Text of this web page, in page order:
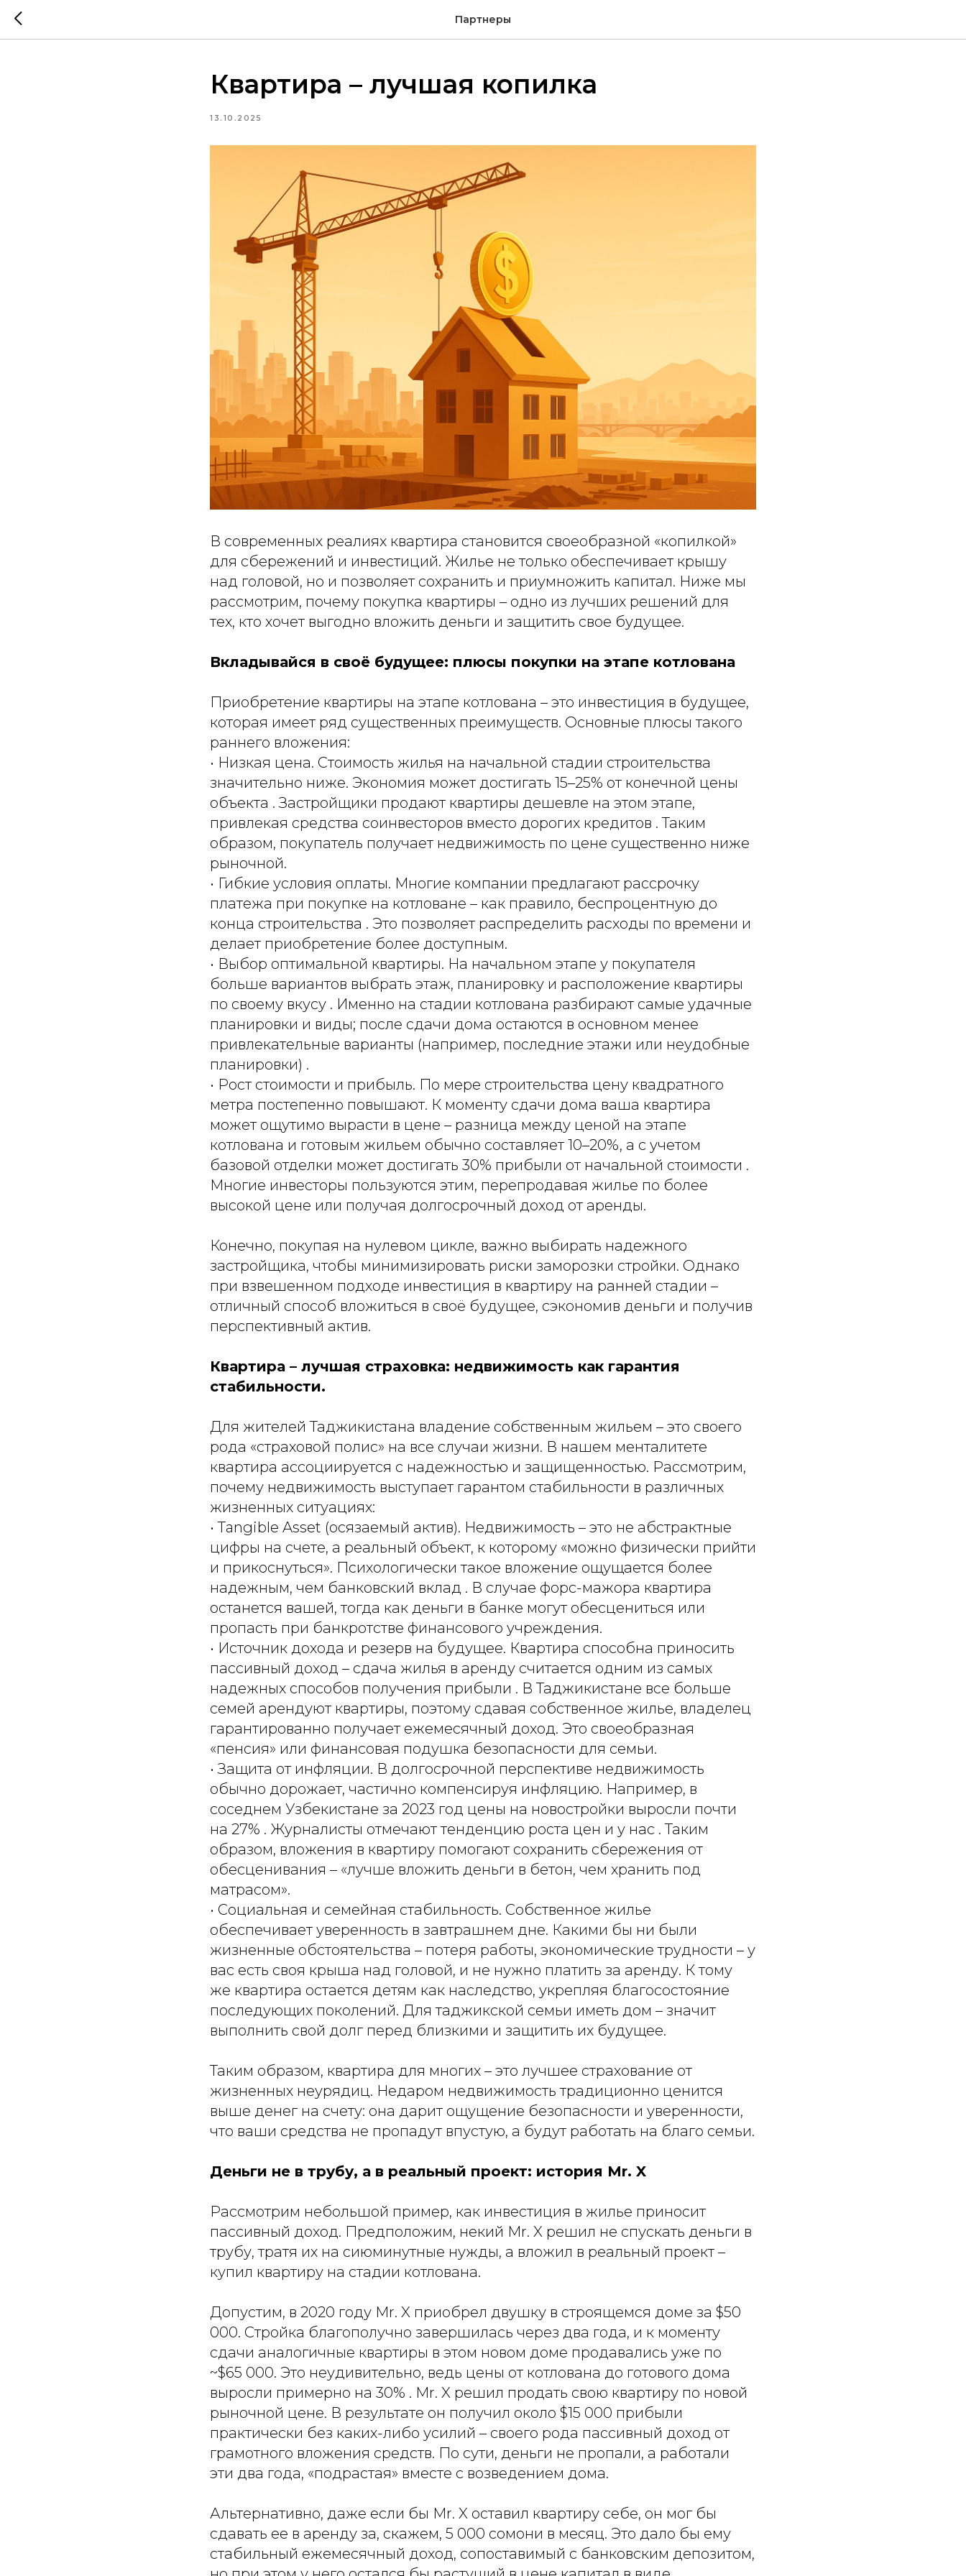
Партнеры
Квартира – лучшая копилка
13.10.2025
В современных реалиях квартира становится своеобразной «копилкой»
для сбережений и инвестиций. Жилье не только обеспечивает крышу
над головой, но и позволяет сохранить и приумножить капитал. Ниже мы
рассмотрим, почему покупка квартиры – одно из лучших решений для
тех, кто хочет выгодно вложить деньги и защитить свое будущее.
Вкладывайся в своё будущее: плюсы покупки на этапе котлована
Приобретение квартиры на этапе котлована – это инвестиция в будущее,
которая имеет ряд существенных преимуществ. Основные плюсы такого
раннего вложения:
• Низкая цена. Стоимость жилья на начальной стадии строительства
значительно ниже. Экономия может достигать 15–25% от конечной цены
объекта . Застройщики продают квартиры дешевле на этом этапе,
привлекая средства соинвесторов вместо дорогих кредитов . Таким
образом, покупатель получает недвижимость по цене существенно ниже
рыночной.
• Гибкие условия оплаты. Многие компании предлагают рассрочку
платежа при покупке на котловане – как правило, беспроцентную до
конца строительства . Это позволяет распределить расходы по времени и
делает приобретение более доступным.
• Выбор оптимальной квартиры. На начальном этапе у покупателя
больше вариантов выбрать этаж, планировку и расположение квартиры
по своему вкусу . Именно на стадии котлована разбирают самые удачные
планировки и виды; после сдачи дома остаются в основном менее
привлекательные варианты (например, последние этажи или неудобные
планировки) .
• Рост стоимости и прибыль. По мере строительства цену квадратного
метра постепенно повышают. К моменту сдачи дома ваша квартира
может ощутимо вырасти в цене – разница между ценой на этапе
котлована и готовым жильем обычно составляет 10–20%, а с учетом
базовой отделки может достигать 30% прибыли от начальной стоимости .
Многие инвесторы пользуются этим, перепродавая жилье по более
высокой цене или получая долгосрочный доход от аренды.
Конечно, покупая на нулевом цикле, важно выбирать надежного
застройщика, чтобы минимизировать риски заморозки стройки. Однако
при взвешенном подходе инвестиция в квартиру на ранней стадии –
отличный способ вложиться в своё будущее, сэкономив деньги и получив
перспективный актив.
Квартира – лучшая страховка: недвижимость как гарантия
стабильности.
Для жителей Таджикистана владение собственным жильем – это своего
рода «страховой полис» на все случаи жизни. В нашем менталитете
квартира ассоциируется с надежностью и защищенностью. Рассмотрим,
почему недвижимость выступает гарантом стабильности в различных
жизненных ситуациях:
• Тangible Asset (осязаемый актив). Недвижимость – это не абстрактные
цифры на счете, а реальный объект, к которому «можно физически прийти
и прикоснуться». Психологически такое вложение ощущается более
надежным, чем банковский вклад . В случае форс-мажора квартира
останется вашей, тогда как деньги в банке могут обесцениться или
пропасть при банкротстве финансового учреждения.
• Источник дохода и резерв на будущее. Квартира способна приносить
пассивный доход – сдача жилья в аренду считается одним из самых
надежных способов получения прибыли . В Таджикистане все больше
семей арендуют квартиры, поэтому сдавая собственное жилье, владелец
гарантированно получает ежемесячный доход. Это своеобразная
«пенсия» или финансовая подушка безопасности для семьи.
• Защита от инфляции. В долгосрочной перспективе недвижимость
обычно дорожает, частично компенсируя инфляцию. Например, в
соседнем Узбекистане за 2023 год цены на новостройки выросли почти
на 27% . Журналисты отмечают тенденцию роста цен и у нас . Таким
образом, вложения в квартиру помогают сохранить сбережения от
обесценивания – «лучше вложить деньги в бетон, чем хранить под
матрасом».
• Социальная и семейная стабильность. Собственное жилье
обеспечивает уверенность в завтрашнем дне. Какими бы ни были
жизненные обстоятельства – потеря работы, экономические трудности – у
вас есть своя крыша над головой, и не нужно платить за аренду. К тому
же квартира остается детям как наследство, укрепляя благосостояние
последующих поколений. Для таджикской семьи иметь дом – значит
выполнить свой долг перед близкими и защитить их будущее.
Таким образом, квартира для многих – это лучшее страхование от
жизненных неурядиц. Недаром недвижимость традиционно ценится
выше денег на счету: она дарит ощущение безопасности и уверенности,
что ваши средства не пропадут впустую, а будут работать на благо семьи.
Деньги не в трубу, а в реальный проект: история Mr. X
Рассмотрим небольшой пример, как инвестиция в жилье приносит
пассивный доход. Предположим, некий Mr. X решил не спускать деньги в
трубу, тратя их на сиюминутные нужды, а вложил в реальный проект –
купил квартиру на стадии котлована.
Допустим, в 2020 году Mr. X приобрел двушку в строящемся доме за $50
000. Стройка благополучно завершилась через два года, и к моменту
сдачи аналогичные квартиры в этом новом доме продавались уже по
~$65 000. Это неудивительно, ведь цены от котлована до готового дома
выросли примерно на 30% . Mr. X решил продать свою квартиру по новой
рыночной цене. В результате он получил около $15 000 прибыли
практически без каких-либо усилий – своего рода пассивный доход от
грамотного вложения средств. По сути, деньги не пропали, а работали
эти два года, «подрастая» вместе с возведением дома.
Альтернативно, даже если бы Mr. X оставил квартиру себе, он мог бы
сдавать ее в аренду за, скажем, 5 000 сомони в месяц. Это дало бы ему
стабильный ежемесячный доход, сопоставимый с банковским депозитом,